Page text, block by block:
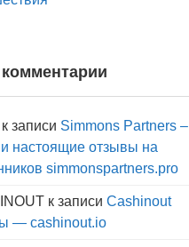
к записи Simmons Partners –
настоящие отзывы на
simmonspartners.pro
к записи Cashinout
— cashinout.io